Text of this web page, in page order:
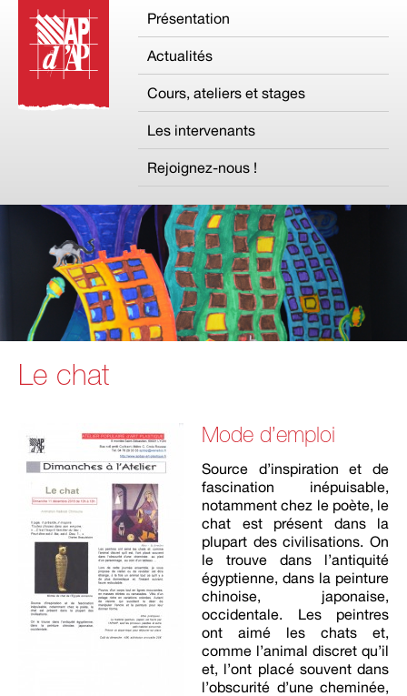
Présentation
Actualités
Cours, ateliers et stages
Les intervenants
Rejoignez-nous !
Le chat
Mode d’emploi
Source d’inspiration et de
fascination inépuisable,
notamment chez le poète, le
chat est présent dans la
plupart des civilisations. On
le trouve dans l’antiquité
égyptienne, dans la peinture
chinoise, japonaise,
occidentale. Les peintres
ont aimé les chats et,
comme l’animal discret qu’il
et, l’ont placé souvent dans
l’obscurité d’une cheminée,